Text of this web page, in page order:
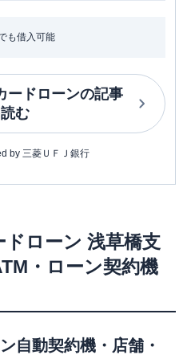
も借入可能
ードローンの記事
む
by 三菱ＵＦＪ銀行
ドローン 浅草橋支
・ローン契約機
自動契約機・店舗・